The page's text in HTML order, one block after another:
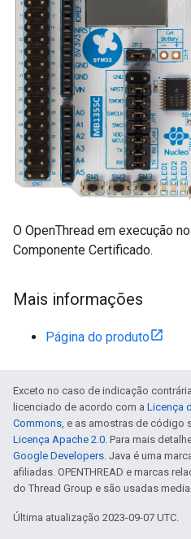
O OpenThread em execução
Componente Certificado.
Mais informações
Página do produto
Exceto no caso de indicação
licenciado de acordo com a Licença
Commons, e as amostras de código
Licença Apache 2.0. Para mais
Google Developers. Java é uma
afiliadas. OPENTHREAD e marcas
do Thread Group e são usadas
Última atualização 2023-09-07 UTC.